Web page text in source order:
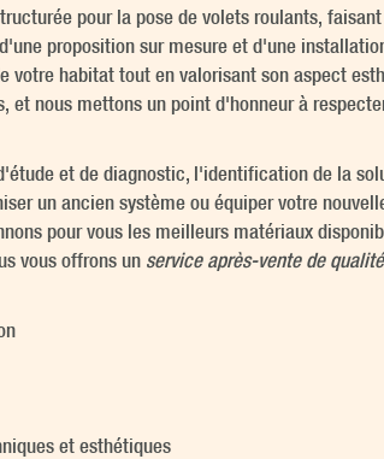
pour la pose de volets roulants,
proposition sur mesure et d'une
habitat tout en valorisant son aspect
nous mettons un point d'honneur à
et de diagnostic, l'identification de la
un ancien système ou équiper votre
pour vous les meilleurs matériaux
vous offrons un service après-vente de qualité
et esthétiques